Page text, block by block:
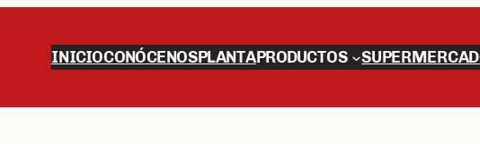
INICIOCONÓCENOSPLANTAPRODUCTOS